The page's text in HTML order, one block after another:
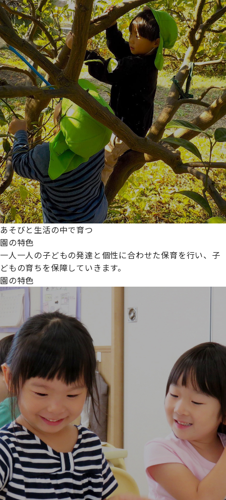
あそびと生活の中で育つ
園の特色
一人一人の子どもの発達と個性に合わせた保育を行い、子
どもの育ちを保障していきます。
園の特色